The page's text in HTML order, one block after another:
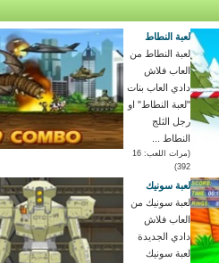
لعبة النطاط
لعبة النطاط من
العاب فلاش
دادي العاب بنات
"لعبة النطاط" او
رجل الثلج
النطاط ...
(مرات اللعب: 16
392)
لعبة سونيك
لعبة سونيك من
العاب فلاش
دادي الجديدة
لعبة سونيك